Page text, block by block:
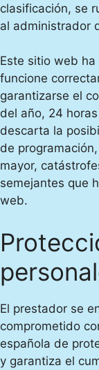
clasificación, se
al administrador
Este sitio web
funcione
garantizarse el
del año, 24
descarta la
de
mayor,
semejantes que
web.
El prestador se
comprometido
española de
y garantiza el